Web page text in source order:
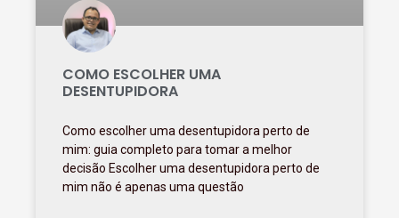
COMO ESCOLHER UMA
DESENTUPIDORA
Como escolher uma desentupidora perto de
mim: guia completo para tomar a melhor
decisão Escolher uma desentupidora perto de
mim não é apenas uma questão